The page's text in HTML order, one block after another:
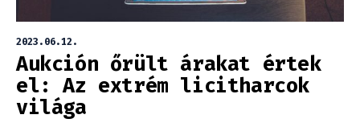
2023.06.12.
Aukción őrült árakat értek
el: Az extrém licitharcok
világa